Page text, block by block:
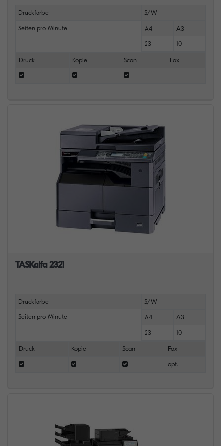
Druckfarbe S/W
Seiten pro Minute A4 A3
23 10
Druck Kopie Scan Fax
TASKalfa 2321
Druckfarbe S/W
Seiten pro Minute A4 A3
23 10
Druck Kopie Scan Fax
opt.